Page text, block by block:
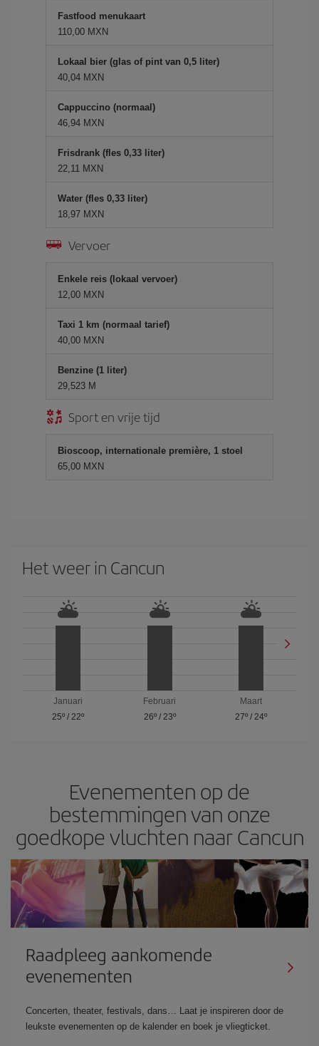
Fastfood menukaart
110,00 MXN
Lokaal bier (glas of pint van 0,5 liter)
40,04 MXN
Cappuccino (normaal)
46,94 MXN
Frisdrank (fles 0,33 liter)
22,11 MXN
Water (fles 0,33 liter)
18,97 MXN
Vervoer
Enkele reis (lokaal vervoer)
12,00 MXN
Taxi 1 km (normaal tarief)
40,00 MXN
Benzine (1 liter)
29,523 M
Sport en vrije tijd
Bioscoop, internationale première, 1 stoel
65,00 MXN
Het weer in Cancun
Januari
25º/ 22º
Februari
26º/ 23º
Maart
27º /24º
Evenementen op de
bestemmingen van onze
goedkope vluchten naar Cancun
Raadpleeg aankomende
evenementen
Concerten, theater, festivals, dans… Laat je inspireren door de
leukste evenementen op de kalender en boek je vliegticket.